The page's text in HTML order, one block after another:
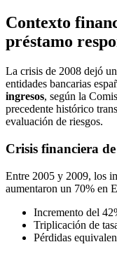
Contexto
préstamo
La crisis de 2008 dejó
entidades bancarias
ingresos, según la
precedente histórico
evaluación de riesgos.
Crisis financiera
Entre 2005 y 2009, los
aumentaron un 70% en
Incremento del
Triplicación de
Pérdidas